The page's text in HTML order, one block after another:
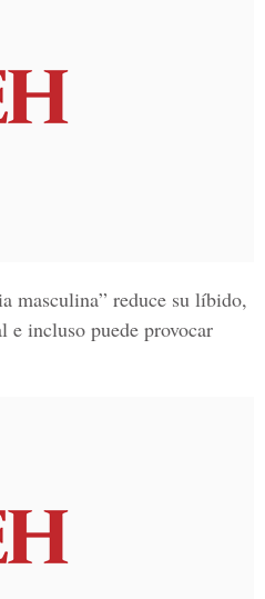
masculina” reduce su líbido,
e incluso puede provocar